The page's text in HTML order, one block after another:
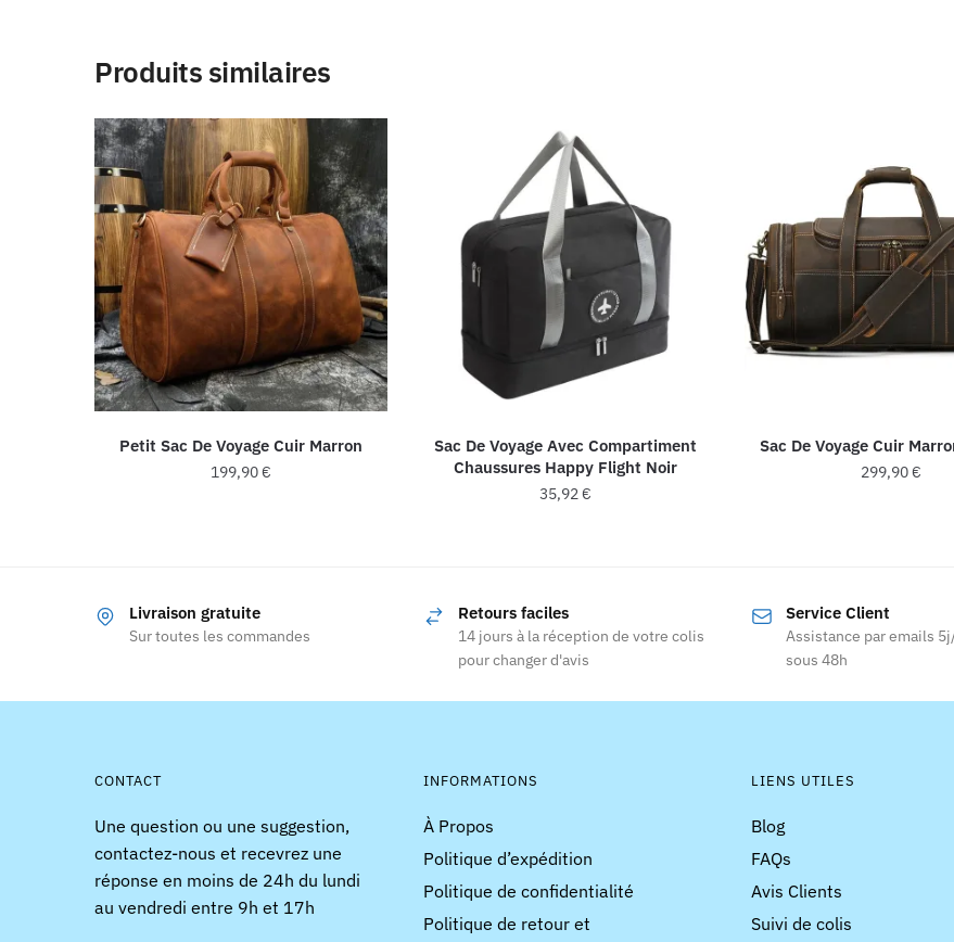
Produits similaires
Petit Sac De Voyage Cuir Marron
199,90€
variations.
peuvent
page
du
produit
Sac De Voyage Avec Compartiment
Chaussures Happy Flight Noir
35,92€
Sac De Voyage Cuir
299,90€
Livraison gratuite
Sur toutes les commandes
Retours faciles
14 jours à la réception de votre colis
pour changer d'avis
Service Client
Assistance par emails
sous 48h
CONTACT
Une question ou une suggestion,
contactez-nous et recevrez une
réponse en moins de 24h du lundi
au vendredi entre 9h et 17h
INFORMATIONS
À Propos
Politique d’expédition
Politique de confidentialité
Politique de retour et
LIENS UTILES
Blog
FAQs
Avis Clients
Suivi de colis